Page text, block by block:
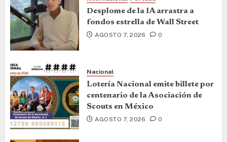
Desplome de la IA arrastra a
fondos estrella de Wall Street
AGOSTO 7, 2026 0
Nacional
Lotería Nacional emite billete por
centenario de la Asociación de
Scouts en México
AGOSTO 7, 2026 0